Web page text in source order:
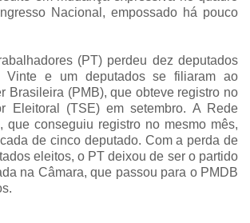
Nacional, empossado há pouco
(PT) perdeu dez deputados
Vinte e um deputados se filiaram ao
Brasileira (PMB), que obteve registro no
Eleitoral (TSE) em setembro. A Rede
que conseguiu registro no mesmo mês,
de cinco deputado. Com a perda de
eleitos, o PT deixou de ser o partido
na Câmara, que passou para o PMDB